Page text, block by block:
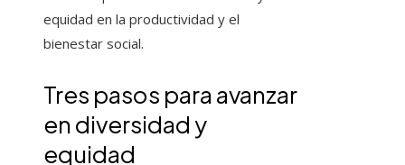
equidad en la productividad y el
bienestar social.
Tres pasos para avanzar
en diversidad y
equidad